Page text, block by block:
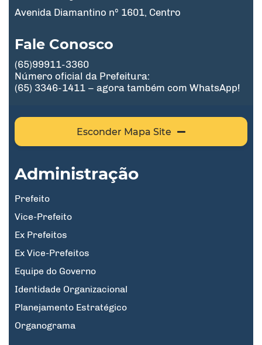
Avenida Diamantino nº 1601, Centro
Fale Conosco
(65)99911-3360
Número oficial da Prefeitura:
(65) 3346-1411 – agora também com WhatsApp!
Esconder Mapa Site
Administração
Prefeito
Vice-Prefeito
Ex Prefeitos
Ex Vice-Prefeitos
Equipe do Governo
Identidade Organizacional
Planejamento Estratégico
Organograma